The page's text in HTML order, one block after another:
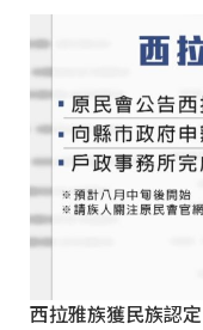
西拉雅族獲民族認